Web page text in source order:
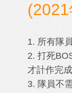
1. 所有隊
2. 打死
才計作完
3. 隊員不